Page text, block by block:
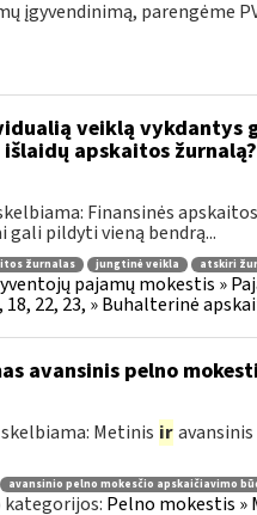
įgyvendinimą, parengėme
veiklą vykdantys
išlaidų apskaitos žurnalą?
Finansinės
pildyti vieną bendrą...
žurnalas jungtinė veikla atskiri
pajamų mokestis »
22, 23, » Buhalterinė
avansinis pelno
Metinis ir
avansinio pelno mokesčio apskaičiavimo
kategorijos: Pelno mokestis »